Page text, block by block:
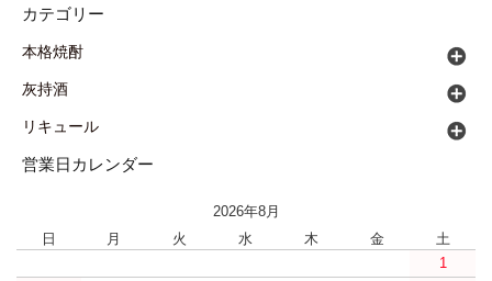
カテゴリー
本格焼酎
灰持酒
リキュール
営業日カレンダー
2026年8月
日
月 火 水 木 金
土
1